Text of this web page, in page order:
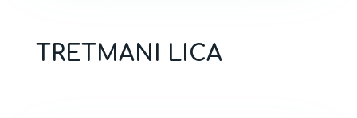
TRETMANI LICA